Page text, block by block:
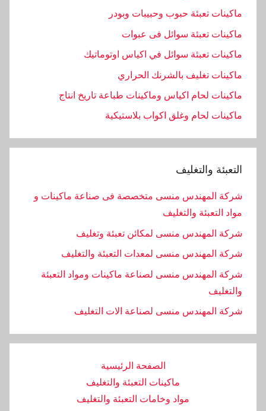
ماكينات تعبئة حبوب وحبيبات وبودر
ماكينات تعبئة سوائل فى عبوات
ماكينات تعبئة سوائل في اكياس اوتوماتيك
ماكينات تغليف بالشرنك الحراري
ماكينات لحام اكياس وماكينات طباعة تاريخ انتاج
ماكينات لحام وغلق اكواب بلاستيكية
التعبئة والتغليف
شركة المهندس منسى متخصصة فى صناعة ماكينات و
مواد التعبئة والتغليف
شركة المهندس منسى لمكائن تعبئة وتغليف
شركة المهندس منسى لمعدات التعبئة والتغليف
شركة المهندس منسى لصناعة ماكينات ومواد التعبئة
والتغليف
‏شركة المهندس منسى لصناعة الات التغليف
الصفحة الرئيسية
ماكينات التعبئة والتغليف
مواد وخامات التعبئة والتغليف